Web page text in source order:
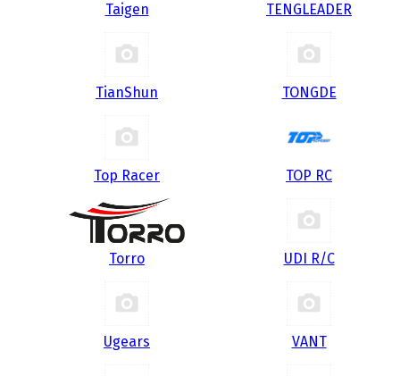
Taigen TENGLEADER
TianShun TONGDE
Top Racer TOP RC
Torro UDI R/С
Ugears VANT